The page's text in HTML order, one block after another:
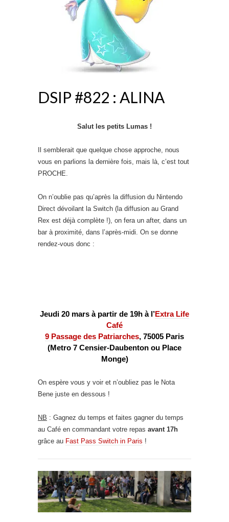
DSIP #822 : ALINA
Salut les petits Lumas !
Il semblerait que quelque chose approche, nous
vous en parlions la dernière fois, mais là, c’est tout
PROCHE.
On n’oublie pas qu’après la diffusion du Nintendo
Direct dévoilant la Switch (la diffusion au Grand
Rex est déjà complète !), on fera un after, dans un
bar à proximité, dans l’après-midi. On se donne
rendez-vous donc :
Jeudi 20 mars à partir de 19h à l’Extra Life
Café
9 Passage des Patriarches, 75005 Paris
(Metro 7 Censier-Daubenton ou Place
Monge)
On espère vous y voir et n’oubliez pas le Nota
Bene juste en dessous !
NB : Gagnez du temps et faites gagner du temps
au Café en commandant votre repas avant 17h
grâce au Fast Pass Switch in Paris !